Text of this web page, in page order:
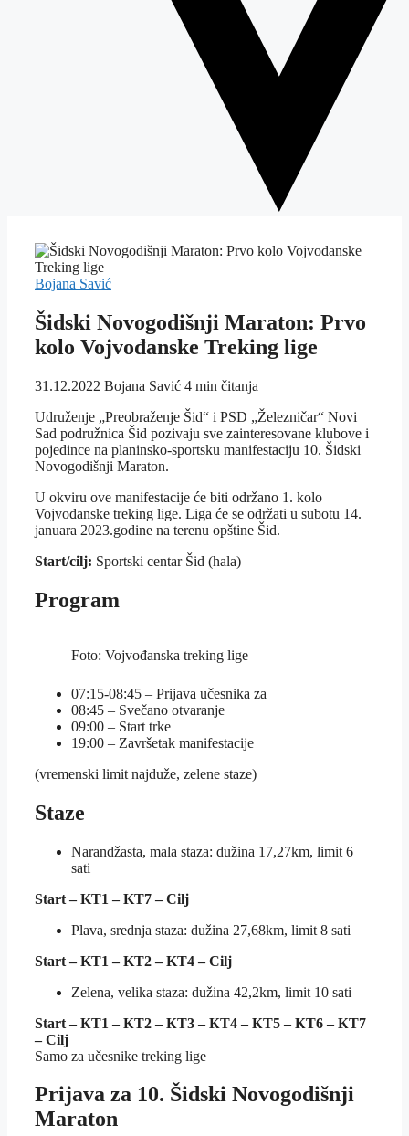
Bojana Savić
Šidski Novogodišnji Maraton: Prvo
kolo Vojvođanske Treking lige
31.12.2022 Bojana Savić 4 min čitanja
Udruženje „Preobraženje Šid“ i PSD „Železničar“ Novi
Sad podružnica Šid pozivaju sve zainteresovane klubove i
pojedince na planinsko-sportsku manifestaciju 10. Šidski
Novogodišnji Maraton.
U okviru ove manifestacije će biti održano 1. kolo
Vojvođanske treking lige. Liga će se održati u subotu 14.
januara 2023.godine na terenu opštine Šid.
Start/cilj: Sportski centar Šid (hala)
Program
Foto: Vojvođanska treking lige
07:15-08:45 – Prijava učesnika za
08:45 – Svečano otvaranje
09:00 – Start trke
19:00 – Završetak manifestacije
(vremenski limit najduže, zelene staze)
Staze
Narandžasta, mala staza: dužina 17,27km, limit 6
sati
Start – KT1 – KT7 – Cilj
Plava, srednja staza: dužina 27,68km, limit 8 sati
Start – KT1 – KT2 – KT4 – Cilj
Zelena, velika staza: dužina 42,2km, limit 10 sati
Start – КТ1 – КТ2 – КТ3 – КТ4 – КТ5 – КТ6 – КТ7
– Cilj
Samo za učesnike treking lige
Prijava za 10. Šidski Novogodišnji
Maraton